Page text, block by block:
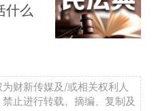
什么
财新传媒及/或相关权利人
止进行转载、摘编、复制及